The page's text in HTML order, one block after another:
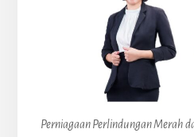
Perniagaan Perlindungan Merah